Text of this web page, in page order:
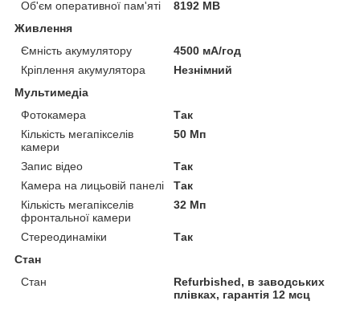
Об'єм оперативної пам'яті
8192 MB
Живлення
Ємність акумулятору
4500 мА/год
Кріплення акумулятора
Незнімний
Мультимедіа
Фотокамера
Так
Кількість мегапікселів
камери
50 Мп
Запис відео
Так
Камера на лицьовій панелі
Так
Кількість мегапікселів
фронтальної камери
32 Мп
Стереодинаміки
Так
Стан
Стан
Refurbished, в заводських
плівках, гарантія 12 мсц